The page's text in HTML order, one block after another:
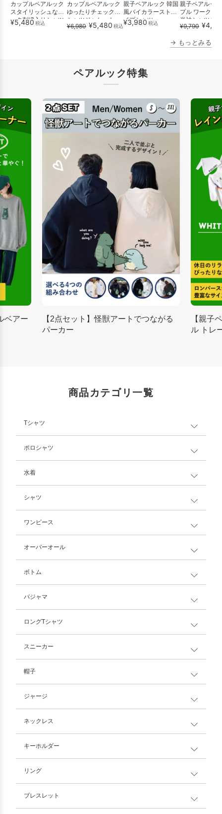
カップルペアルック
スタイリッシュなバ
ック刺繍入りシャツ
ジャケット
¥5,480 税込
カップルペアルック
ゆったりチェック柄
シャツジャケット
¥6,980 ¥5,480 税込
親子ペアルック 韓国
風バイカラーストラ
イプシャツ
¥3,980 税込
親子ペアルッ
プル ワークテ
半袖シャツセ
ップ
¥9,790
→ もっとみる
ペアルック特集
ベアー
【2点セット】怪獣アートでつながる
パーカー
【親子
ル トレ
商品カテゴリ一覧
Tシャツ
ポロシャツ
水着
シャツ
ワンピース
オーバーオール
ボトム
パジャマ
ロングTシャツ
スニーカー
帽子
ジャージ
ネックレス
キーホルダー
リング
ブレスレット